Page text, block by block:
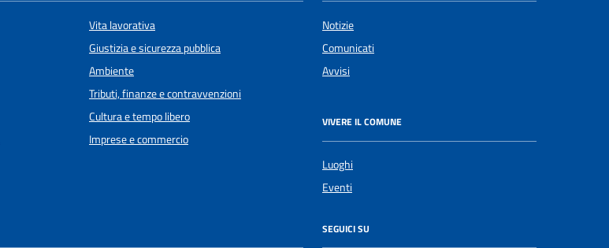
Vita lavorativa
Giustizia e sicurezza pubblica
Ambiente
Tributi, finanze e contravvenzioni
Cultura e tempo libero
Imprese e commercio
Notizie
Comunicati
Avvisi
VIVERE IL COMUNE
Luoghi
Eventi
SEGUICI SU